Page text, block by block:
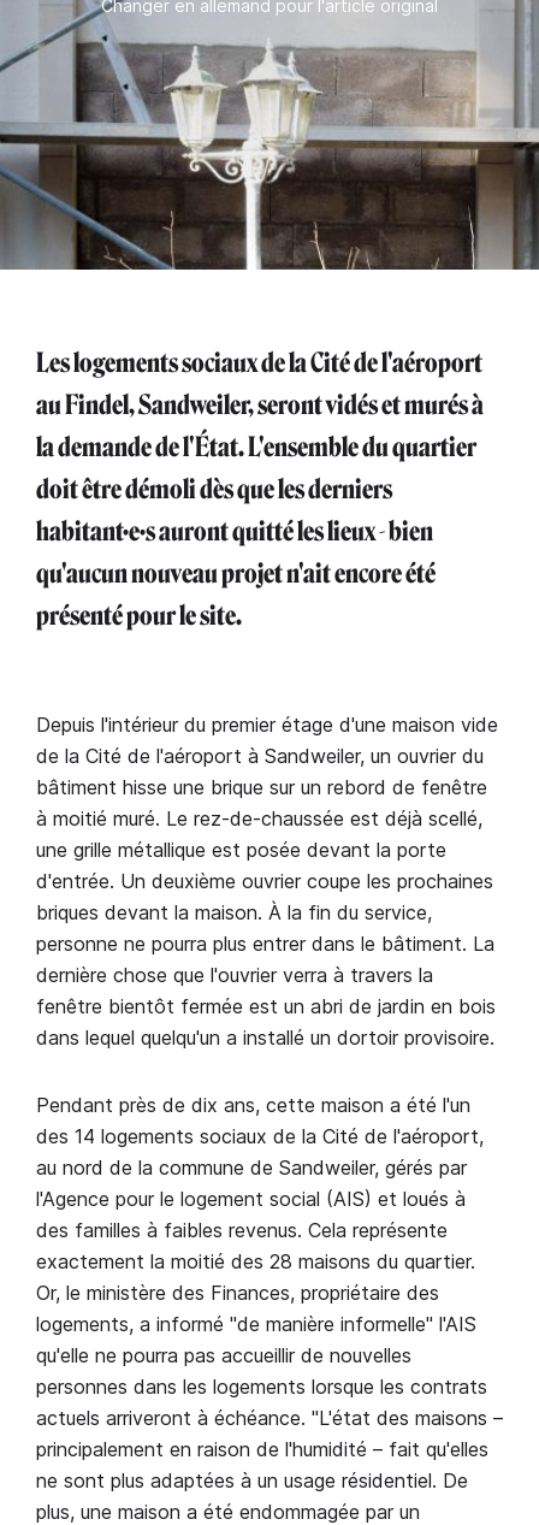
Changer en allemand pour l'article original
Les logements sociaux de la Cité de l'aéroport
au Findel, Sandweiler, seront vidés et murés à
la demande de l'État. L'ensemble du quartier
doit être démoli dès que les derniers
habitant·e·s auront quitté les lieux - bien
qu'aucun nouveau projet n'ait encore été
présenté pour le site.
Depuis l'intérieur du premier étage d'une maison vide
de la Cité de l'aéroport à Sandweiler, un ouvrier du
bâtiment hisse une brique sur un rebord de fenêtre
à moitié muré. Le rez-de-chaussée est déjà scellé,
une grille métallique est posée devant la porte
d'entrée. Un deuxième ouvrier coupe les prochaines
briques devant la maison. À la fin du service,
personne ne pourra plus entrer dans le bâtiment. La
dernière chose que l'ouvrier verra à travers la
fenêtre bientôt fermée est un abri de jardin en bois
dans lequel quelqu'un a installé un dortoir provisoire.
Pendant près de dix ans, cette maison a été l'un
des 14 logements sociaux de la Cité de l'aéroport,
au nord de la commune de Sandweiler, gérés par
l'Agence pour le logement social (AIS) et loués à
des familles à faibles revenus. Cela représente
exactement la moitié des 28 maisons du quartier.
Or, le ministère des Finances, propriétaire des
logements, a informé "de manière informelle" l'AIS
qu'elle ne pourra pas accueillir de nouvelles
personnes dans les logements lorsque les contrats
actuels arriveront à échéance. "L'état des maisons –
principalement en raison de l'humidité – fait qu'elles
ne sont plus adaptées à un usage résidentiel. De
plus, une maison a été endommagée par un